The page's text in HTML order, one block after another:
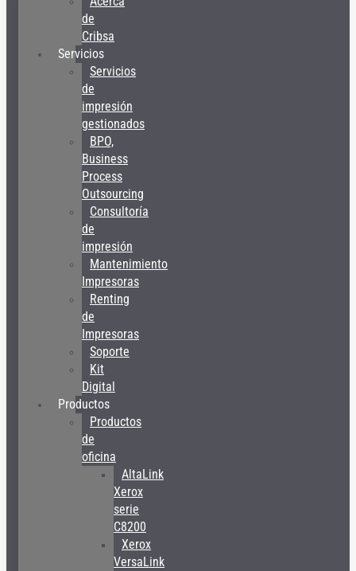
de
Cribsa
Servicios
Servicios
de
impresión
gestionados
BPO,
Business
Process
Outsourcing
Consultoría
de
impresión
Mantenimiento
Impresoras
Renting
de
Impresoras
Soporte
Kit
Digital
Productos
Productos
de
oficina
AltaLink
Xerox
serie
C8200
Xerox
VersaLink